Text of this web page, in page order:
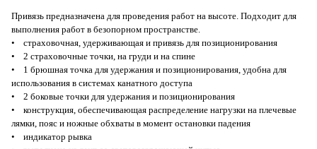
Привязь предназначена для проведения работ на высоте. Подходит для
выполнения работ в безопорном пространстве.
• страховочная, удерживающая и привязь для позиционирования
• 2 страховочные точки, на груди и на спине
• 1 брюшная точка для удержания и позиционирования, удобна для
использования в системах канатного доступа
• 2 боковые точки для удержания и позиционирования
• конструкция, обеспечивающая распределение нагрузки на плечевые
лямки, пояс и ножные обхваты в момент остановки падения
• индикатор рывка